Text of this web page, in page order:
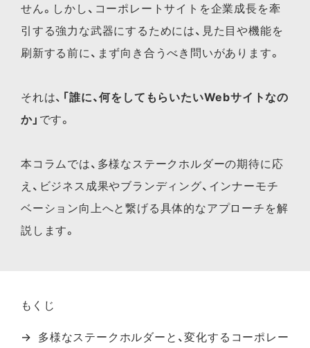
せん。しかし、コーポレートサイトを企業成長を牽
引する強力な武器にするためには、見た目や機能を
刷新する前に、まず向き合うべき問いがあります。
それは、 「誰に、何をしてもらいたいWebサイトなの
か」 です。
本コラムでは、多様なステークホルダーの期待に応
え、ビジネス成果やブランディング、インナーモチ
ベーション向上へと繋げる具体的なアプローチを解
説します。
もくじ
多様なステークホルダーと、変化するコーポレー